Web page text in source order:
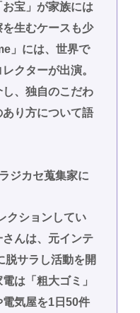
宝」が家族には
生むケースも少
」には、世界で
クターが出演。
、独自のこだわ
り方について語
ジカセ蒐集家に
クションしてい
んは、元インテ
脱サラし活動を開
は「粗大ゴミ」
気屋を1日50件